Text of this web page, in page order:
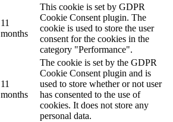
11
months
This cookie is set by GDPR
Cookie Consent plugin. The
cookie is used to store the user
consent for the cookies in the
category "Performance".
11
months
The cookie is set by the GDPR
Cookie Consent plugin and is
used to store whether or not user
has consented to the use of
cookies. It does not store any
personal data.